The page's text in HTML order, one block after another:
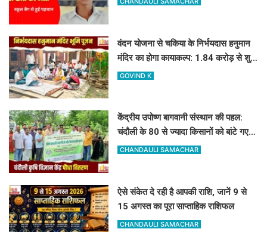
वंदन योजना से चकिया के निर्भयदास हनुमान
मंदिर का होगा कायाकल्प: 1.84 करोड़ से शुरू
हुआ भव्य निर्माण कार्य
GOVIND K
केंद्रीय उपोष्ण बागवानी संस्थान की पहल:
चंदौली के 80 से ज्यादा किसानों को बांटे गए
आम, आंवला और अमरूद के पौधे
CHANDAULI SAMACHAR
ऐसे संकेत दे रही है आपकी राशि, जानें 9 से
15 अगस्त का पूरा साप्ताहिक राशिफल
CHANDAULI SAMACHAR